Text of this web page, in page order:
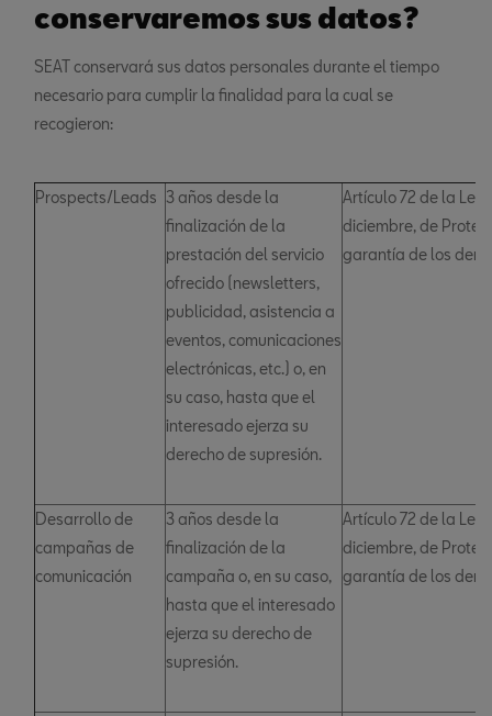
conservaremos sus datos?
SEAT conservará sus datos personales durante el tiempo
necesario para cumplir la finalidad para la cual se
recogieron:
Prospects/Leads 3 años desde la
finalización de la
prestación del servicio
ofrecido (newsletters,
publicidad, asistencia a
eventos, comunicaciones
electrónicas, etc.) o, en
su caso, hasta que el
interesado ejerza su
derecho de supresión.
Artículo 72 de la
diciembre, de
garantía de los
Desarrollo de
campañas de
comunicación
3 años desde la
finalización de la
campaña o, en su caso,
hasta que el interesado
ejerza su derecho de
supresión.
Artículo 72 de la
diciembre, de
garantía de los